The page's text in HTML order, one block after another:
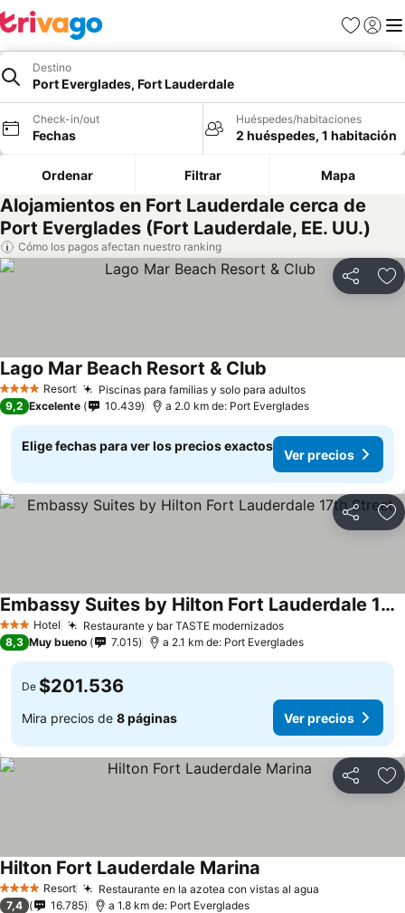
Favoritos
Iniciar
Destino
Port Everglades, Fort Lauderdale
Check-in/out
Fechas
Huéspedes/habitaciones
2 huéspedes, 1 habitación
Ordenar Filtrar Mapa
Alojamientos en Fort Lauderdale cerca de
Port Everglades (Fort Lauderdale, EE. UU.)
Cómo los pagos afectan nuestro ranking
Compartir
4 EstrellasResort Piscinas para familias y solo para adultos
Lago Mar Beach Resort & Club
9,2 Excelente 10.439 a 2.0 km de: Port Everglades
Elige fechas para ver los precios exactos
Ver precios
Compartir
3 Estrellas
Hotel Restaurante y bar TASTE modernizados
Embassy Suites by Hilton Fort Lauderdale 17th Street
8,3 Muy bueno 7.015 a 2.1 km de: Port Everglades
De $201.536
Mira precios de 8 páginas Ver precios
Compartir
4 EstrellasResort Restaurante en la azotea con vistas al agua
Hilton Fort Lauderdale Marina
7,4 16.785 a 1.8 km de: Port Everglades